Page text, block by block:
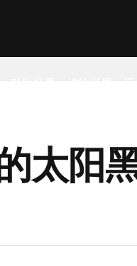
动物世界 植物世界
太阳